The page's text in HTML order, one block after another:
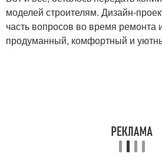
моделей строителям. Дизайн-
часть вопросов во время ремонта
продуманный, комфортный и